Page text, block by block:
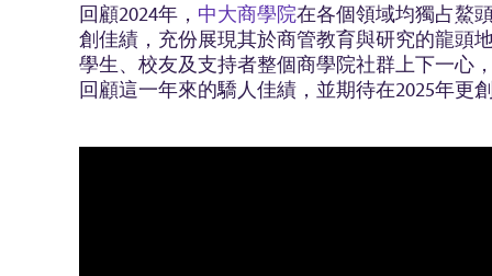
回顧2024年， 中大商學院在各個領域均獨占鰲
創佳績，充份展現其於商管教育與研究的龍頭
學生、校友及支持者整個商學院社群上下一心
回顧這一年來的驕人佳績，並期待在2025年更